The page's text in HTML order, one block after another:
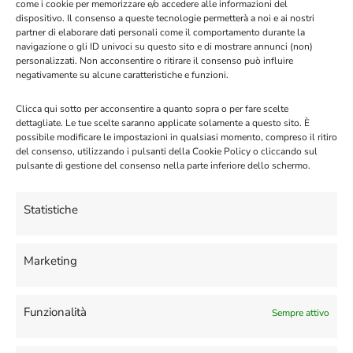
come i cookie per memorizzare e/o accedere alle informazioni del
dispositivo. Il consenso a queste tecnologie permetterà a noi e ai nostri
partner di elaborare dati personali come il comportamento durante la
navigazione o gli ID univoci su questo sito e di mostrare annunci (non)
personalizzati. Non acconsentire o ritirare il consenso può influire
negativamente su alcune caratteristiche e funzioni.
Clicca qui sotto per acconsentire a quanto sopra o per fare scelte
dettagliate. Le tue scelte saranno applicate solamente a questo sito. È
possibile modificare le impostazioni in qualsiasi momento, compreso il ritiro
del consenso, utilizzando i pulsanti della Cookie Policy o cliccando sul
pulsante di gestione del consenso nella parte inferiore dello schermo.
Statistiche
Marketing
Funzionalità Sempre attivo
questione che sarebbe illegale o illegale per noi
limitare o escludere la nostra responsabilità. In
nessun caso saremo responsabili per qualsiasi danno
diretto o indiretto (compresi i danni per la perdita di
software o database, o perdita o danno alla proprietà
o ai dati) sostenuti da voi o da qualsiasi terza parte,
derivanti dal vostro accesso o uso del nostro sito
nostra massima responsabilità nei vostri confronti per
qualsiasi prodotto e servizio commercializzato o